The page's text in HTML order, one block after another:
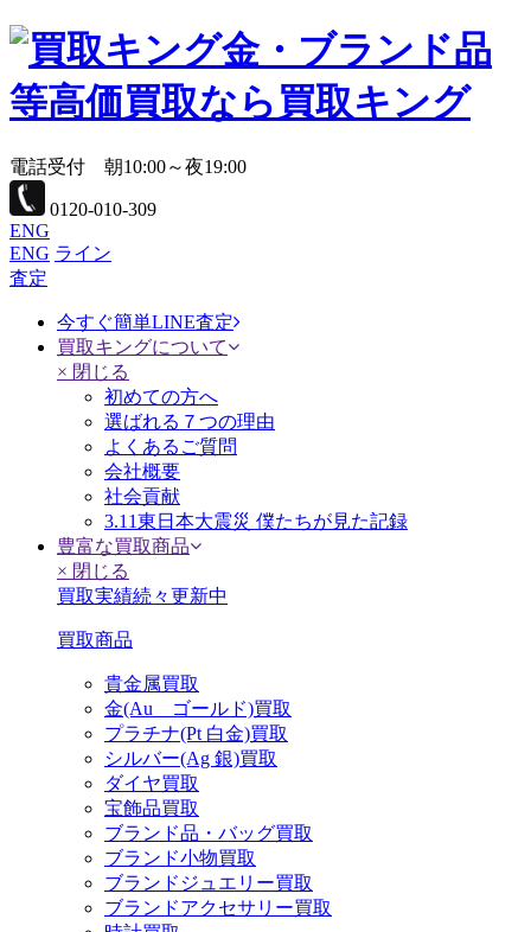
金・ブランド品
等高価買取なら買取キング
電話受付 朝10:00～夜19:00
0120-010-309
ENG
ENG ライン
査定
今すぐ簡単LINE査定
買取キングについて
× 閉じる
初めての方へ
選ばれる７つの理由
よくあるご質問
会社概要
社会貢献
3.11東日本大震災 僕たちが見た記録
豊富な買取商品
× 閉じる
買取実績続々更新中
買取商品
貴金属買取
金(Au ゴールド)買取
プラチナ(Pt 白金)買取
シルバー(Ag 銀)買取
ダイヤ買取
宝飾品買取
ブランド品・バッグ買取
ブランド小物買取
ブランドジュエリー買取
ブランドアクセサリー買取